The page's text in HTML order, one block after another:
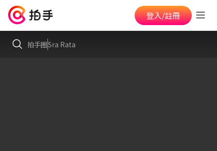
登入/註冊
拍手圈Sra Rata